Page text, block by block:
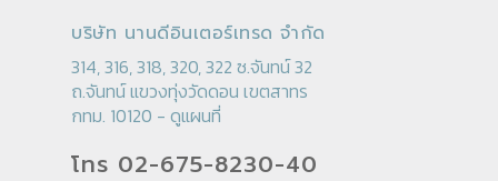
บริษัท นานดีอินเตอร์เทรด จำกัด
314, 316, 318, 320, 322 ซ.จันทน์ 32
ถ.จันทน์ แขวงทุ่งวัดดอน เขตสาทร
กทม. 10120 - ดูแผนที่
โทร 02-675-8230-40